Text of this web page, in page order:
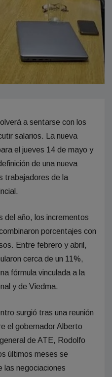
a sentarse con los
salarios. La nueva
el jueves 14 de mayo y
de una nueva
trabajadores de la
del año, los incrementos
porcentajes con
Entre febrero y abril,
cerca de un 11%,
fórmula vinculada a la
y de Viedma.
surgió tras una reunión
el gobernador Alberto
de ATE, Rodolfo
últimos meses se
las negociaciones